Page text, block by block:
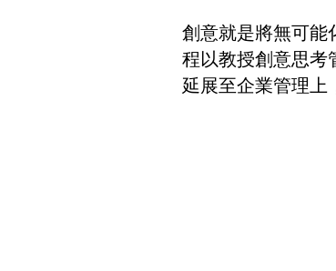
創意就是將無可能
程以教授創意思考
延展至企業管理上